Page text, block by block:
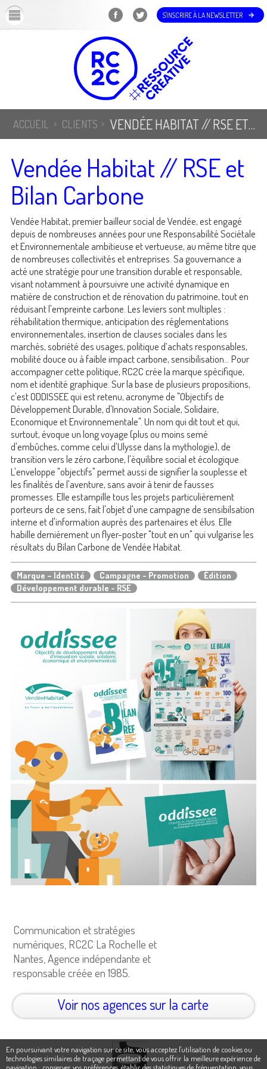
S'INSCRIRE À LA NEWSLETTER
ACCUEIL CLIENTS VENDÉE HABITAT // RSE ET BILAN CARBONE
Vendée Habitat // RSE et
Bilan Carbone
Vendée Habitat, premier bailleur social de Vendée, est engagé
depuis de nombreuses années pour une Responsabilité Sociétale
et Environnementale ambitieuse et vertueuse, au même titre que
de nombreuses collectivités et entreprises. Sa gouvernance a
acté une stratégie pour une transition durable et responsable,
visant notamment à poursuivre une activité dynamique en
matière de construction et de rénovation du patrimoine, tout en
réduisant l'empreinte carbone. Les leviers sont multiples :
réhabilitation thermique, anticipation des réglementations
environnementales, insertion de clauses sociales dans les
marchés, sobriété des usages, politique d’achats responsables,
mobilité douce ou à faible impact carbone, sensibilisation… Pour
accompagner cette politique, RC2C crée la marque spécifique,
nom et identité graphique. Sur la base de plusieurs propositions,
c'est ODDISSEE qui est retenu, acronyme de "Objectifs de
Développement Durable, d'Innovation Sociale, Solidaire,
Economique et Environnementale". Un nom qui dit tout et qui,
surtout, évoque un long voyage (plus ou moins semé
d'embûches, comme celui d'Ulysse dans la mythologie), de
transition vers le zéro carbone, l'équilibre social et écologique.
L'enveloppe "objectifs" permet aussi de signifier la souplesse et
les finalités de l'aventure, sans avoir à tenir de fausses
promesses. Elle estampille tous les projets particulièrement
porteurs de ce sens, fait l'objet d'une campagne de sensibilsation
interne et d'information auprès des partenaires et élus. Elle
habille dernièrement un flyer-poster "tout en un" qui vulgarise les
résultats du Bilan Carbone de Vendée Habitat.
Marque – Identité Campagne - Promotion
Édition
Développement durable - RSE
Communication et stratégies
numériques, RC2C La Rochelle et
Nantes, Agence indépendante et
responsable créée en 1985.
Voir nos agences sur la carte
En poursuivant votre navigation sur ce site, vous acceptez l'utilisation de cookies ou
technologies similaires de traçage permettant de vous offrir la meilleure expérience de